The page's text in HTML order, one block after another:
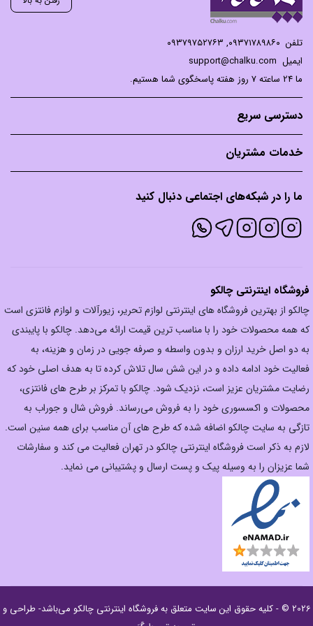
تلفن ۰۹۳۷۱۷۸۹۸۶۰, ۰۹۳۷۹۷۵۲۷۶۳
ایمیل support@chalku.com
ما 24 ساعته 7 روز هفته پاسخگوی شما هستیم.
دسترسی سریع
خدمات مشتریان
ما را در شبکه‌های اجتماعی دنبال کنید
فروشگاه اینترنتی چالکو
چالکو از بهترین فروشگاه های اینترنتی لوازم تحریر، زیورآلات و لوازم فانتزی است
که همه محصولات خود را با مناسب ترین قیمت ارائه می‌دهد. چالکو با پایبندی
به دو اصل خرید ارزان‌ و بدون واسطه و صرفه جویی در زمان و هزینه، به
فعالیت خود ادامه داده و در این شش سال تلاش کرده تا به هدف اصلی خود که
رضایت مشتریان عزیز است، نزدیک شود. چالکو با تمرکز بر طرح های فانتزی،
محصولات و اکسسوری خود را به فروش می‌رساند. فروش شال و جوراب به
تازگی به سایت چالکو اضافه شده که طرح های آن مناسب برای همه سنین است.
لازم به ذکر است فروشگاه اینترنتی چالکو در تهران فعالیت می کند و سفارشات
شما عزیزان را به وسیله پیک و پست ارسال و پشتیبانی می نماید.
2026 © - کلیه حقوق این سایت متعلق به فروشگاه اینترنتی چالکو می‌باشد- طراحی و